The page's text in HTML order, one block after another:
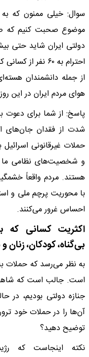
سوال: خیلی ممنون که به
موضوع صحبت کنیم که
دولتی ایران شاید حتی
احترام به ۶۰
از جمله دانشمندان
هوای مردم ایران در این
پاسخ: از شما برای دعوت
شدت از فقدان جان‌های
حملات غیرقانونی
و شخصیت‌های نظامی ما
هستند. مردم واقعاً
با محوریت پرچم ملی و
احساس غرور می‌کنند.
اکثریت کسانی که
بی‌گناه، کودکان، زنان
به نظر می‌رسد که حملات
است. جالب است که شاهد
جنازه دولتی بودیم، در
آن‌ها را در حملات خود
توضیح دهید؟
نکته اینجاست که